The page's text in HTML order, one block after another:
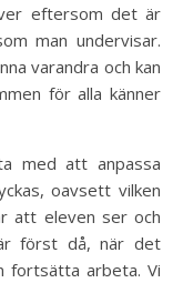
eftersom det är
man undervisar.
varandra och kan
för alla känner
med att anpassa
oavsett vilken
att eleven ser och
först då, när det
fortsätta arbeta. Vi